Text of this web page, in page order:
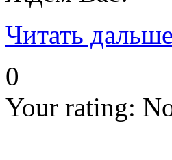
Читать дальше
0
Your rating: